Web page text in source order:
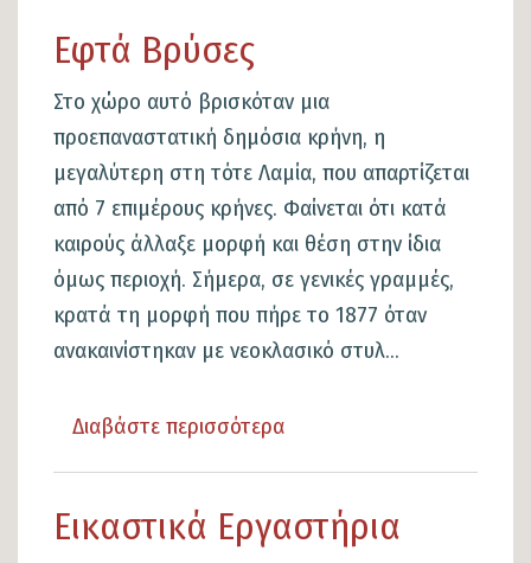
Εφτά Βρύσες
Στο χώρο αυτό βρισκόταν μια
προεπαναστατική δημόσια κρήνη, η
μεγαλύτερη στη τότε Λαμία, που απαρτίζεται
από 7 επιμέρους κρήνες. Φαίνεται ότι κατά
καιρούς άλλαξε μορφή και θέση στην ίδια
όμως περιοχή. Σήμερα, σε γενικές γραμμές,
κρατά τη μορφή που πήρε το 1877 όταν
ανακαινίστηκαν με νεοκλασικό στυλ...
Διαβάστε περισσότερα
Βρύσες
Εικαστικά Εργαστήρια